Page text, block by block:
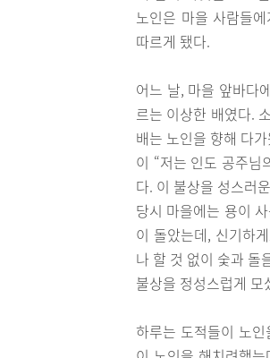
노인은 마을 사람들
따르게 됐다.
어느 날, 마을 앞바다
르는 이상한 배였다.
배는 노인을 향해 다
이 “저는 인도 공주님
다. 이 불상을 성스러
당시 마을에는 용이
이 돌았는데, 신기하
나 할 것 없이 숯과 돌
불상을 정성스럽게 모
하루는 도적들이 노